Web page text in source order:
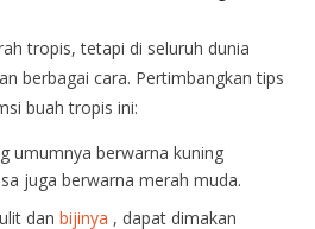
tropis, tetapi di seluruh dunia
berbagai cara. Pertimbangkan tips
buah tropis ini:
umumnya berwarna kuning
juga berwarna merah muda.
danbijinya , dapat dimakan